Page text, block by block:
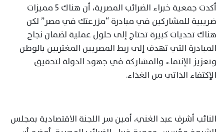
أكدت جمعية خبراء الضرائب المصرية، أن هناك 5 مميزات
ضريبية للمشاركين في مبادرة “مزرعتك في مصر” لكن
هناك تحديات كبيرة تحتاج إلى حلول عملية لضمان نجاح
المبادرة التي تهدف إلى ربط المصريين المغتربين بالوطن
وتعزيز الإنتماء والمشاركة في جهود الدولة لتحقيق
الإكتفاء الذاتي من الغذاء.
النائب أشرف عبد الغني، أمين سر اللجنة الاقتصادية بمجلس